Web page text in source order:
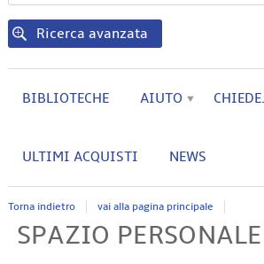
di
ricercaRicerca avanzata
BIBLIOTECHE AIUTO
ULTIMI ACQUISTI NEWS
Torna indietro vai alla pagina principale
SPAZIO PERSONALE